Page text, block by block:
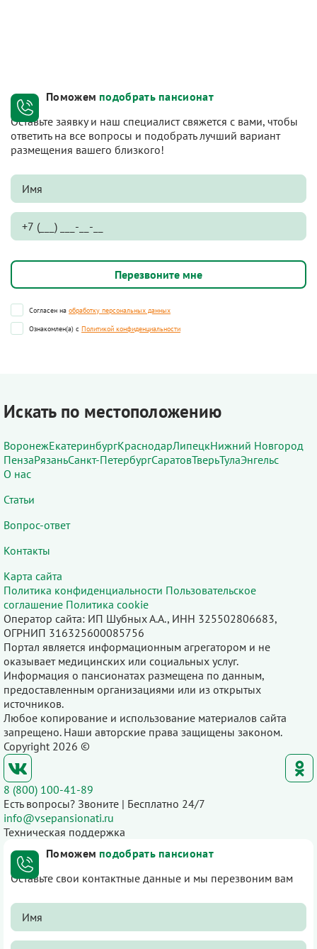
Поможем подобрать пансионат
Оставьте заявку и наш специалист свяжется с вами, чтобы
ответить на все вопросы и подобрать лучший вариант
размещения вашего близкого!
Согласен на обработку персональных данных
Ознакомлен(а) с Политикой конфиденциальности
Искать по местоположению
ВоронежЕкатеринбургКраснодарЛипецкНижний Новгород
ПензаРязаньСанкт-ПетербургСаратовТверьТулаЭнгельс
О нас
Статьи
Вопрос-ответ
Контакты
Карта сайта
Политика конфиденциальности Пользовательское
соглашение Политика cookie
Оператор сайта: ИП Шубных А.А., ИНН 325502806683,
ОГРНИП 316325600085756
Портал является информационным агрегатором и не
оказывает медицинских или социальных услуг.
Информация о пансионатах размещена по данным,
предоставленным организациями или из открытых
источников.
Любое копирование и использование материалов сайта
запрещено. Наши авторские права защищены законом.
Copyright 2026 ©
8 (800) 100-41-89
Есть вопросы? Звоните | Бесплатно 24/7
info@vsepansionati.ru
Техническая поддержка
Поможем подобрать пансионат
Оставьте свои контактные данные и мы перезвоним вам